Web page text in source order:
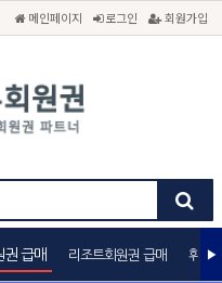
메인페이지 로그인 회원가입
권 급매 리조트회원권 급매 휘트